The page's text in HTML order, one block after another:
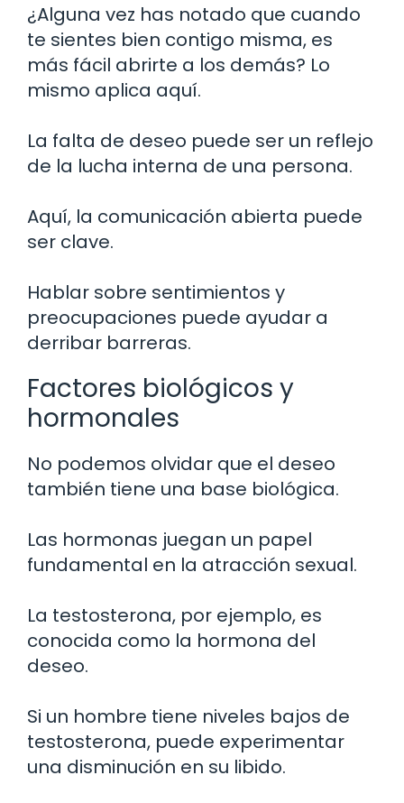
¿Alguna vez has notado que cuando
te sientes bien contigo misma, es
más fácil abrirte a los demás? Lo
mismo aplica aquí.
La falta de deseo puede ser un reflejo
de la lucha interna de una persona.
Aquí, la comunicación abierta puede
ser clave.
Hablar sobre sentimientos y
preocupaciones puede ayudar a
derribar barreras.
Factores biológicos y
hormonales
No podemos olvidar que el deseo
también tiene una base biológica.
Las hormonas juegan un papel
fundamental en la atracción sexual.
La testosterona, por ejemplo, es
conocida como la hormona del
deseo.
Si un hombre tiene niveles bajos de
testosterona, puede experimentar
una disminución en su libido.